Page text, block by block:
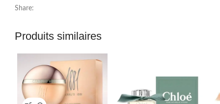
Share:
Produits similaires